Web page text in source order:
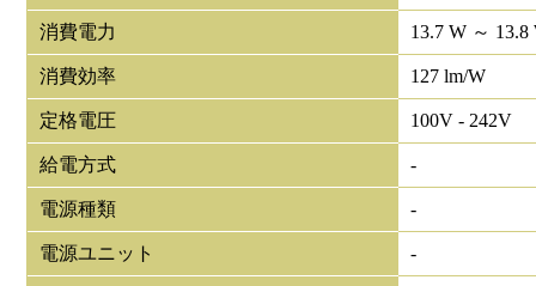
消費電力 13.7 W ～ 13.8
消費効率 127 lm/W
定格電圧 100V - 242V
給電方式 -
電源種類 -
電源ユニット -